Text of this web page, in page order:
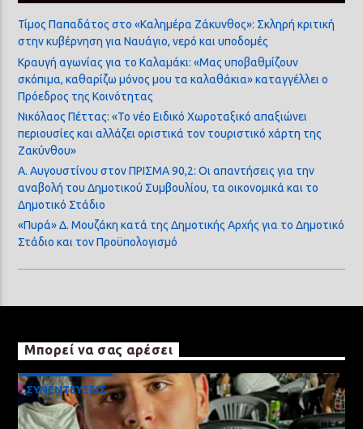
Τίμος Παπαδάτος στο «Καλημέρα Ζάκυνθος»: Σκληρή κριτική
στην κυβέρνηση για Ναυάγιο, νερό και υποδομές
Κραυγή αγωνίας για το Καλαμάκι: «Μας υποβαθμίζουν
σκόπιμα, καθαρίζω μόνος μου τα καλαθάκια» καταγγέλλει ο
Πρόεδρος της Κοινότητας
Νικόλαος Πέττας: «Το νέο Ειδικό Χωροταξικό απαξιώνει
περιουσίες και αλλάζει οριστικά τον τουριστικό χάρτη της
Ζακύνθου»
Α. Αυγουστίνου στον ΠΡΙΣΜΑ 90,2: Οι απαντήσεις για την
αναβολή του Δημοτικού Συμβουλίου, τα οικονομικά και το
Δημοτικό Στάδιο
«Πυρά» Δ. Μουζάκη κατά της Δημοτικής Αρχής για το Δημοτικό
Στάδιο και τον Προϋπολογισμό
Μπορεί να σας αρέσει
ΣΥΝΕΝΤΕΥΞΕΙΣ